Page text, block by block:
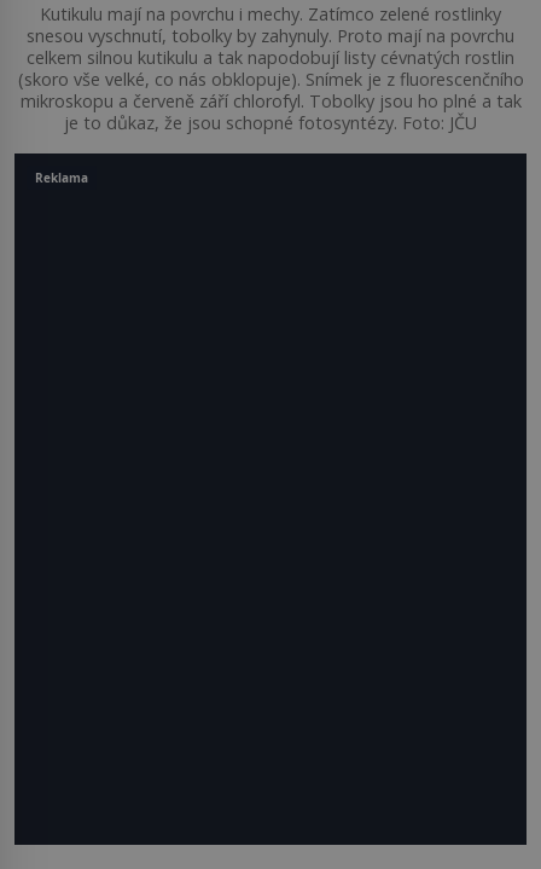
Kutikulu mají na povrchu i mechy. Zatímco zelené rostlinky
snesou vyschnutí, tobolky by zahynuly. Proto mají na povrchu
celkem silnou kutikulu a tak napodobují listy cévnatých rostlin
(skoro vše velké, co nás obklopuje). Snímek je z fluorescenčního
mikroskopu a červeně září chlorofyl. Tobolky jsou ho plné a tak
je to důkaz, že jsou schopné fotosyntézy. Foto: JČU
Reklama